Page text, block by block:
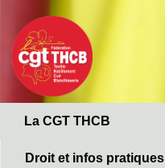
contenu
principal
La CGT THCB
Droit et infos pratiques